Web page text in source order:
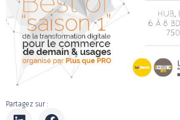
Partagez sur :